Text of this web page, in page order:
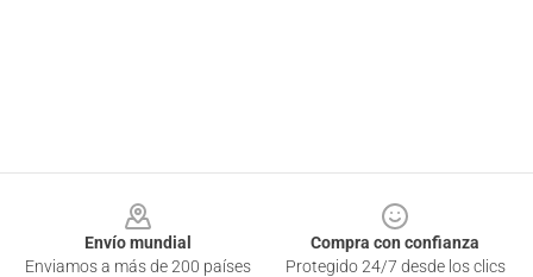
Envío mundial
Enviamos a más de 200 países
Compra con confianza
Protegido 24/7 desde los clics